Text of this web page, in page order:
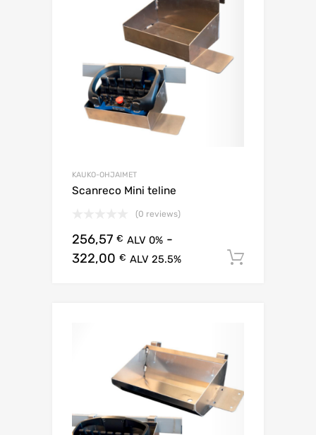
KAUKO-OHJAIMET
Scanreco Mini teline
(0 reviews)
256,57 € ALV 0% -
322,00 € ALV 25.5%